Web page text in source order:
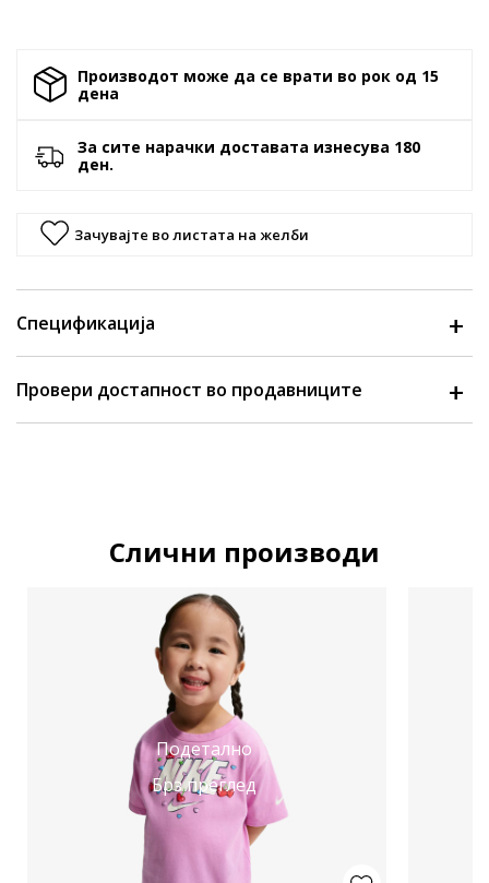
Производот може да се врати во рок од 15
денa
За сите нарачки доставата изнесува 180
ден.
Зачувајте во листата на желби
Спецификација
Провери достапност во продавниците
Слични производи
Подетално
Брз преглед